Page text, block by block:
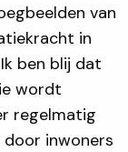
van
in
ben blij dat
wordt
regelmatig
inwoners